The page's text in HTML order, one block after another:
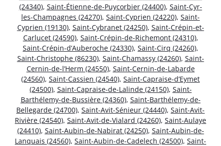
(24340), Saint-Étienne-de-Puycorbier (24400), Saint-Cyr-
les-Champagnes (24270), Saint-Cyprien (24220), Saint-
Cyprien (19130), Saint-Cybranet (24250), Saint-Crépin-et-
Carlucet (24590), Saint-Crépin-de-Richemont (24310),
Saint-Crépin-d’Auberoche (24330), Saint-Cirq (24260),
Saint-Christophe (86230), Saint-Chamassy (24260), Saint-
Cernin-de-l’Herm (24550), Saint-Cernin-de-Labarde
(24560), Saint-Cassien (24540), Saint-Capraise-d’Eymet
(24500), Saint-Capraise-de-Lalinde (24150), Saint-
Barthélemy-de-Bussière (24360), Saint-Barthélemy-de-
Bellegarde (24700), Saint-Avit-Sénieur (24440), Saint-Avit-
Rivière (24540), Saint-Avit-de-Vialard (24260), Saint-Aulaye
(24410), Saint-Aubin-de-Nabirat (24250), Saint-Aubin-de-
Lanquais (24560), Saint-Aubin-de-Cadelech (24500), Saint-